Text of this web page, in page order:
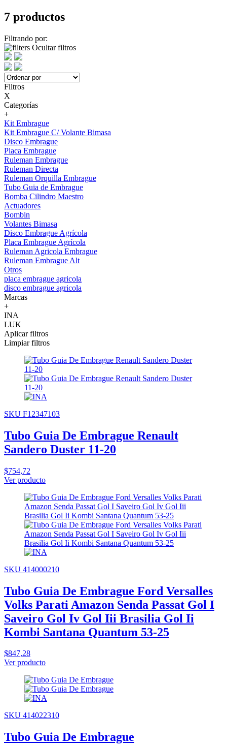
7 productos
Filtrando por:
Ocultar filtros
Filtros
X
Categorías
+
Kit Embrague
Kit Embrague C/ Volante Bimasa
Disco Embrague
Placa Embrague
Ruleman Embrague
Ruleman Directa
Ruleman Orquilla Embrague
Tubo Guia de Embrague
Bomba Cilindro Maestro
Actuadores
Bombin
Volantes Bimasa
Disco Embrague Agrícola
Placa Embrague Agrícola
Ruleman Agricola Embrague
Ruleman Embrague Alt
Otros
placa embrague agricola
disco embrague agricola
Marcas
+
INA
LUK
Aplicar filtros
Limpiar filtros
SKU F12347103
Tubo Guia De Embrague Renault
Sandero Duster 11-20
$754,72
Ver producto
SKU 414000210
Tubo Guia De Embrague Ford Versalles
Volks Parati Amazon Senda Passat Gol I
Saveiro Gol Iv Gol Iii Brasilia Gol Ii
Kombi Santana Quantum 53-25
$847,28
Ver producto
SKU 414022310
Tubo Guia De Embrague